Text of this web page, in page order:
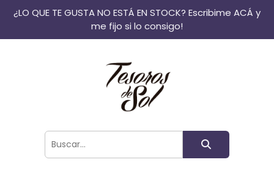
¿LO QUE TE GUSTA NO ESTÁ EN STOCK? Escribime ACÁ y
me fijo si lo consigo!